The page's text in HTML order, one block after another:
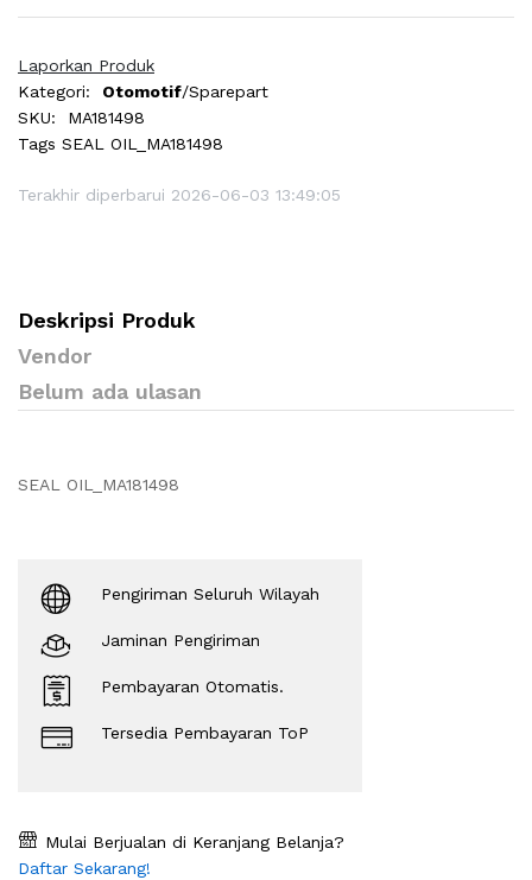
Laporkan Produk
Kategori:
Otomotif/Sparepart
SKU:
MA181498
Tags SEAL OIL_MA181498
Terakhir diperbarui 2026-06-03 13:49:05
Deskripsi Produk
Vendor
Belum ada ulasan
SEAL OIL_MA181498
Pengiriman Seluruh Wilayah
Jaminan Pengiriman
Pembayaran Otomatis.
Tersedia Pembayaran ToP
Mulai Berjualan di Keranjang Belanja?
Daftar Sekarang!